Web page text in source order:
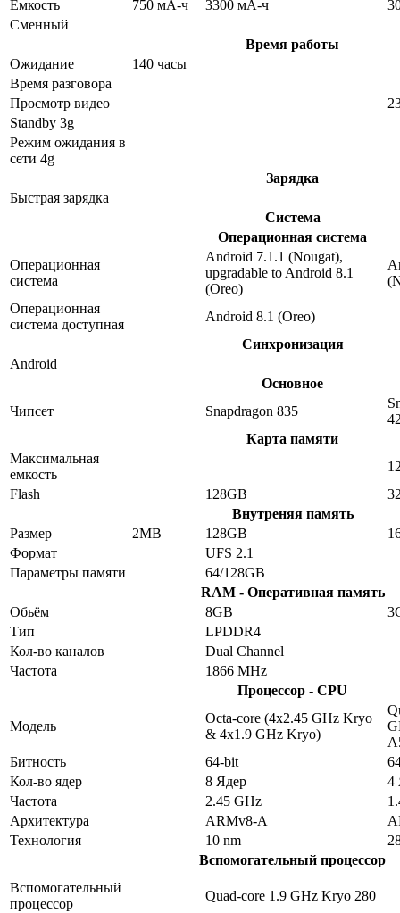
Емкость 750 мА-ч 3300 мА-ч
Сменный
Время работы
Ожидание
140 часы
Время разговора
Просмотр видео
Standby 3g
Режим ожидания в
сети 4g
Зарядка
Быстрая зарядка
Система
Операционная система
Операционная
система
Android 7.1.1 (Nougat),
upgradable to Android 8.1
(Oreo)
Операционная
система доступная
Android 8.1 (Oreo)
Синхронизация
Android
Основное
Чипсет
Snapdragon 835
Карта памяти
Максимальная
емкость
Flash
128GB
Внутреняя память
Размер
2MB 128GB
Формат
UFS 2.1
Параметры памяти
64/128GB
RAM - Оперативная память
Обьём
8GB
Тип
LPDDR4
Кол-во каналов
Dual Channel
Частота
1866 MHz
Процессор - CPU
Модель
Octa-core (4x2.45 GHz Kryo
& 4x1.9 GHz Kryo)
Битность
64-bit
Кол-во ядер
8 Ядер
4
Частота
2.45 GHz
Архитектура
ARMv8-A
Технология
10 nm
Вспомогательный процессор
Вспомогательный
процессор
Quad-core 1.9 GHz Kryo 280